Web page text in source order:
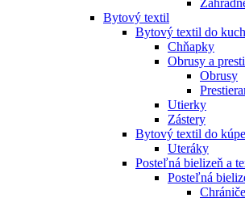
Bytový textil
Bytový textil do
Chňapky
Obrusy a
Obrusy
Utierky
Zástery
Bytový textil do
Uteráky
Posteľná bielizeň a
Posteľná